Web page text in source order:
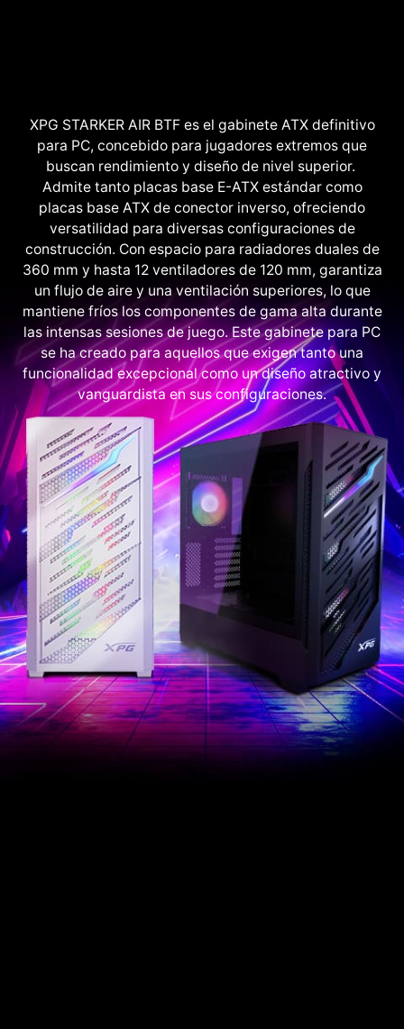
XPG STARKER AIR BTF es el gabinete ATX definitivo
para PC, concebido para jugadores extremos que
buscan rendimiento y diseño de nivel superior.
Admite tanto placas base E-ATX estándar como
placas base ATX de conector inverso, ofreciendo
versatilidad para diversas configuraciones de
construcción. Con espacio para radiadores duales de
360 mm y hasta 12 ventiladores de 120 mm, garantiza
un flujo de aire y una ventilación superiores, lo que
mantiene fríos los componentes de gama alta durante
las intensas sesiones de juego. Este gabinete para PC
se ha creado para aquellos que exigen tanto una
funcionalidad excepcional como un diseño atractivo y
vanguardista en sus configuraciones.